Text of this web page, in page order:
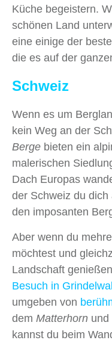
Küche begeistern.
schönen Land
eine einige der
die es auf der
Schweiz
Wenn es um
kein Weg an der
Berge bieten ein
malerischen
Dach Europas
der Schweiz du
den imposanten
Aber wenn du
möchtest und
Landschaft
Besuch in
umgeben von
dem Matterhorn und
kannst du beim